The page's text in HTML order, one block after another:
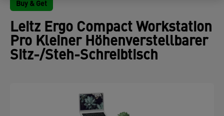
Buy & Get
Leitz Ergo Compact Workstation
Pro Kleiner Höhenverstellbarer
Sitz-/Steh-Schreibtisch